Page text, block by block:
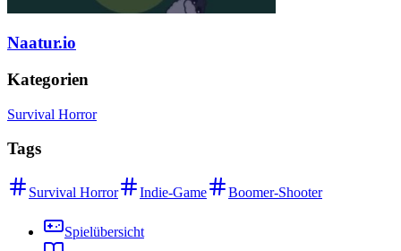
Naatur.io
Kategorien
Survival Horror
Tags
Survival Horror Indie-Game Boomer-Shooter
Spielübersicht